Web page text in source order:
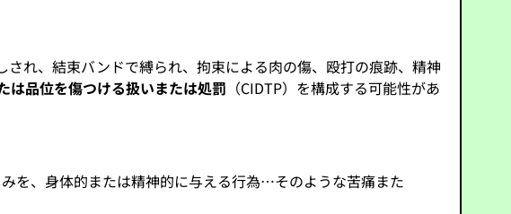
れ、結束バンドで縛られ、拘束による肉の傷、殴打の痕跡、精神
は品位を傷つける扱いまたは処罰 （CIDTP）を構成する可能性があ
を、身体的または精神的に与える行為…そのような苦痛また